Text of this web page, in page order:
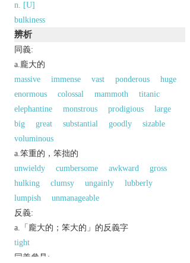
n. [U]
bulkiness
辨析
同義:
a.龐大的
massive
immense vast ponderous
huge
enormous
colossal mammoth
titanic
elephantine
monstrous prodigious
large
big
great substantial goodly
sizable
voluminous
a.笨重的，笨拙的
unwieldy
cumbersome awkward
gross
hulking
clumsy ungainly
lubberly
lumpish
unmanageable
反義:
a.「龐大的；笨大的」的反義字
tight
同義參見: